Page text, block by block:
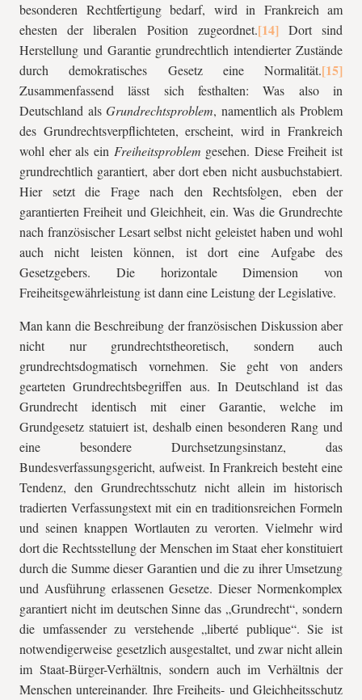
besonderen Rechtfertigung bedarf, wird in Frankreich am
ehesten der liberalen Position zugeordnet.
Dort sind
Herstellung und Garantie grundrechtlich intendierter Zustände
durch demokratisches Gesetz eine Normalität.
Zusammenfassend lässt sich festhalten: Was also in
Deutschland alsGrundrechtsproblem, namentlich als Problem
des Grundrechtsverpflichteten, erscheint, wird in Frankreich
wohl eher als ein Freiheitsproblem gesehen. Diese Freiheit ist
grundrechtlich garantiert, aber dort eben nicht ausbuchstabiert.
Hier setzt die Frage nach den Rechtsfolgen, eben der
garantierten Freiheit und Gleichheit, ein. Was die Grundrechte
nach französischer Lesart selbst nicht geleistet haben und wohl
auch nicht leisten können, ist dort eine Aufgabe des
Gesetzgebers. Die horizontale Dimension von
Freiheitsgewährleistung ist dann eine Leistung der Legislative.
Man kann die Beschreibung der französischen Diskussion aber
nicht nur grundrechtstheoretisch, sondern auch
grundrechtsdogmatisch vornehmen. Sie geht von anders
gearteten Grundrechtsbegriffen aus. In Deutschland ist das
Grundrecht identisch mit einer Garantie, welche im
Grundgesetz statuiert ist, deshalb einen besonderen Rang und
eine besondere Durchsetzungsinstanz, das
Bundesverfassungsgericht, aufweist. In Frankreich besteht eine
Tendenz, den Grundrechtsschutz nicht allein im historisch
tradierten Verfassungstext mit ein en traditionsreichen Formeln
und seinen knappen Wortlauten zu verorten. Vielmehr wird
dort die Rechtsstellung der Menschen im Staat eher konstituiert
durch die Summe dieser Garantien und die zu ihrer Umsetzung
und Ausführung erlassenen Gesetze. Dieser Normenkomplex
garantiert nicht im deutschen Sinne das „Grundrecht“, sondern
die umfassender zu verstehende „liberté publique“. Sie ist
notwendigerweise gesetzlich ausgestaltet, und zwar nicht allein
im Staat-Bürger-Verhältnis, sondern auch im Verhältnis der
Menschen untereinander. Ihre Freiheits- und Gleichheitsschutz